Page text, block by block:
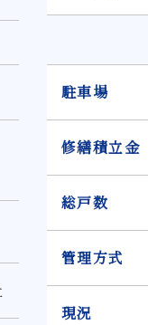
駐車場
修繕積立金
総戸数
管理方式
現況